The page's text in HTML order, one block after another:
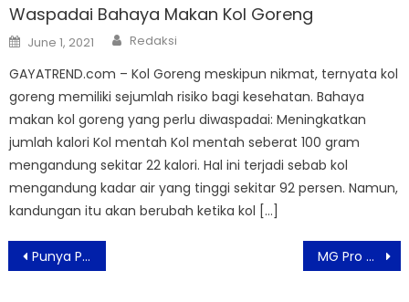
Waspadai Bahaya Makan Kol Goreng
Posted
on
June 1, 2021 Author
Redaksi
GAYATREND.com – Kol Goreng meskipun nikmat, ternyata kol
goreng memiliki sejumlah risiko bagi kesehatan. Bahaya
makan kol goreng yang perlu diwaspadai: Meningkatkan
jumlah kalori Kol mentah Kol mentah seberat 100 gram
mengandung sekitar 22 kalori. Hal ini terjadi sebab kol
mengandung kadar air yang tinggi sekitar 92 persen. Namun,
kandungan itu akan berubah ketika kol […]
Post
navigation
Punya Pasangan namun Tertarik pada Orang Lain, Normalkah? MG Pro Gelar Melly’s Garden Awards Bartender Competition Pertama